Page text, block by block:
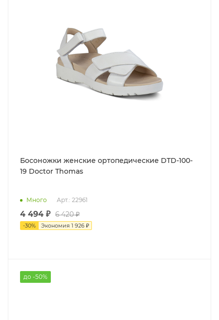
Босоножки женские ортопедические DTD-100-
19 Doctor Thomas
Много Арт.: 22961
4 494 ₽ 6 420 ₽
-30% Экономия 1 926 ₽
до -50%